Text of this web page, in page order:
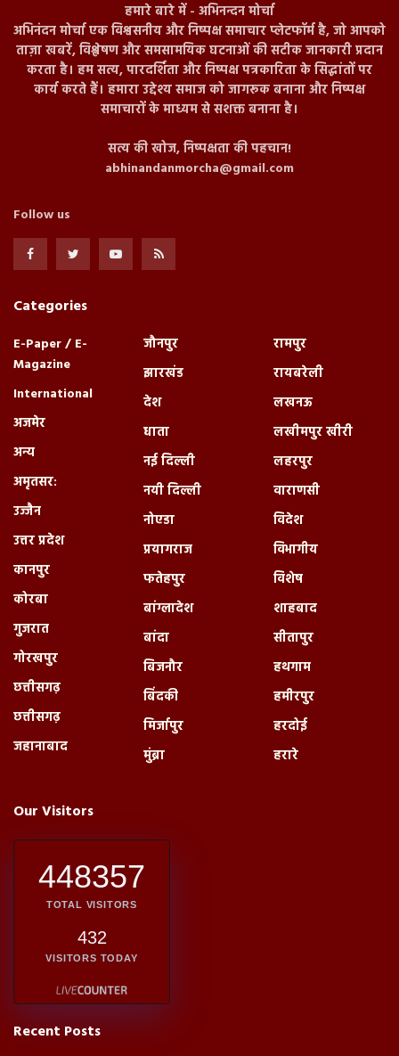
हमारे बारे में - अभिनन्दन मोर्चा
अभिनंदन मोर्चा एक विश्वसनीय और निष्पक्ष समाचार प्लेटफॉर्म है, जो आपको
ताज़ा खबरें, विश्लेषण और समसामयिक घटनाओं की सटीक जानकारी प्रदान
करता है। हम सत्य, पारदर्शिता और निष्पक्ष पत्रकारिता के सिद्धांतों पर
कार्य करते हैं। हमारा उद्देश्य समाज को जागरूक बनाना और निष्पक्ष
समाचारों के माध्यम से सशक्त बनाना है।
सत्य की खोज, निष्पक्षता की पहचान!
abhinandanmorcha@gmail.com
Follow us
Categories
E-Paper / E-
Magazine
International
अजमेर
अन्य
अमृतसर:
उज्जैन
उत्तर प्रदेश
कानपुर
कोरबा
गुजरात
गोरखपुर
छत्तीसगढ़
छत्तीसगढ़
जहानाबाद
जौनपुर
झारखंड
देश
धाता
नई दिल्ली
नयी दिल्ली
नोएडा
प्रयागराज
फतेहपुर
बांग्लादेश
बांदा
बिजनौर
बिंदकी
मिर्जापुर
मुंब्रा
रामपुर
रायबरेली
लखनऊ
लखीमपुर खीरी
लहरपुर
वाराणसी
विदेश
विभागीय
विशेष
शाहबाद
सीतापुर
हथगाम
हमीरपुर
हरदोई
हरारे
Our Visitors
448357
TOTAL VISITORS
432
VISITORS TODAY
Recent Posts